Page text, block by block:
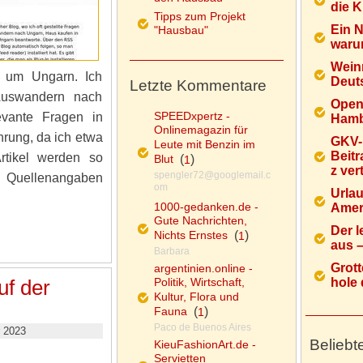
Ungarn. Ich
nach
Fragen in
da ich etwa
werden so
der
die
Ein
GKV-
z
Der
aus
hole
Tipps zum Projekt
"Hausbau"
Letzte Kommentare
SPEEDxpertz -
Onlinemagazin für
Leute mit Benzin im
Blut(1)
spengler72@googlemail.c
om
1000-gedanken.de -
Gute Nachrichten,
Nichts Ernstes(1)
Barbara
argentinien.online -
Politik, Wirtschaft,
Kultur, Flora und
Fauna(1)
Paco de Buenos Aires
KieuFashionArt.de -
Servietten